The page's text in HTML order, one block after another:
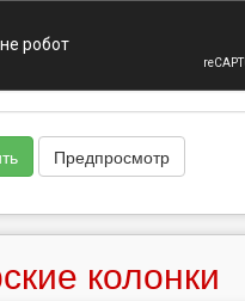
Предпросмотр
колонки